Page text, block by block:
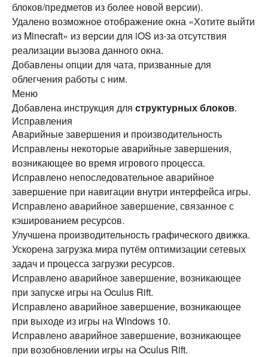
блоков/предметов из более новой версии).
Удалено возможное отображение окна «Хотите выйти
из Minecraft» из версии для iOS из-за отсутствия
реализации вызова данного окна.
Добавлены опции для чата, призванные для
облегчения работы с ним.
Меню
Добавлена инструкция для структурных блоков.
Исправления
Аварийные завершения и производительность
Исправлены некоторые аварийные завершения,
возникающее во время игрового процесса.
Исправлено непоследовательное аварийное
завершение при навигации внутри интерфейса игры.
Исправлено аварийное завершение, связанное с
кэшированием ресурсов.
Улучшена производительность графического движка.
Ускорена загрузка мира путём оптимизации сетевых
задач и процесса загрузки ресурсов.
Исправлено аварийное завершение, возникающее
при запуске игры на Oculus Rift.
Исправлено аварийное завершение, возникающее
при выходе из игры на Windows 10.
Исправлено аварийное завершение, возникающее
при возобновлении игры на Oculus Rift.